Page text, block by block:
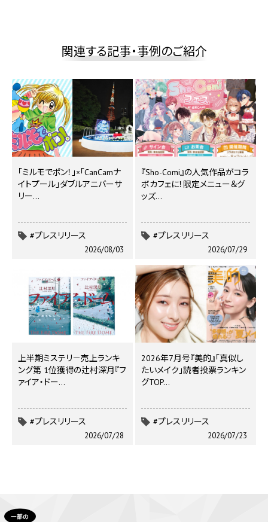
関連する記事・事例のご紹介
｢ミルモでポン！｣×｢CanCamナ
イトプール｣ダブルアニバーサ
リー…
#プレスリリース
2026/08/03
『Sho-Comi』の人気作品がコラ
ボカフェに！限定メニュー＆グ
ッズ…
#プレスリリース
2026/07/29
上半期ミステリ－売上ランキ
ング第 1位獲得の辻村深月『フ
ァイア・ドー…
#プレスリリース
2026/07/28
2026年7月号『美的』「真似し
たいメイク」読者投票ランキン
グTOP…
#プレスリリース
2026/07/23